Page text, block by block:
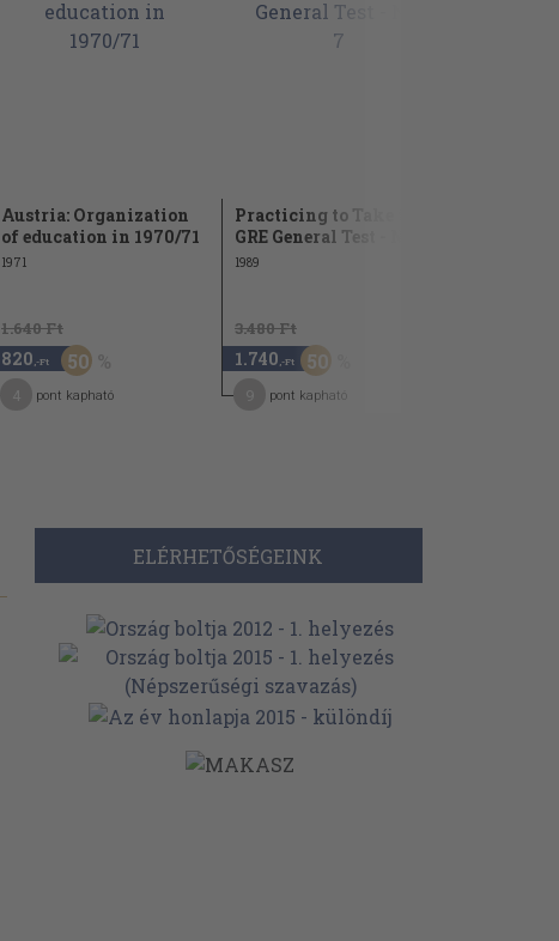
Austria: Organization
of education in 1970/71
1971
1.640 Ft
820 ,-Ft 50
pont kapható
Practicing to Take the
GRE General Test - No. 7
1989
3.480 Ft
1.740 ,-Ft 50
pont kapható
ELÉRHETŐSÉGEINK